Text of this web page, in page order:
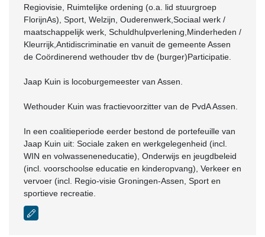
Regiovisie, Ruimtelijke ordening (o.a. lid stuurgroep
FlorijnAs), Sport, Welzijn, Ouderenwerk,Sociaal werk /
maatschappelijk werk, Schuldhulpverlening,Minderheden /
Kleurrijk,Antidiscriminatie en vanuit de gemeente Assen
de Coördinerend wethouder tbv de (burger)Participatie.
Jaap Kuin is locoburgemeester van Assen.
Wethouder Kuin was fractievoorzitter van de PvdA Assen.
In een coalitieperiode eerder bestond de portefeuille van
Jaap Kuin uit: Sociale zaken en werkgelegenheid (incl.
WIN en volwasseneneducatie), Onderwijs en jeugdbeleid
(incl. voorschoolse educatie en kinderopvang), Verkeer en
vervoer (incl. Regio-visie Groningen-Assen, Sport en
sportieve recreatie.